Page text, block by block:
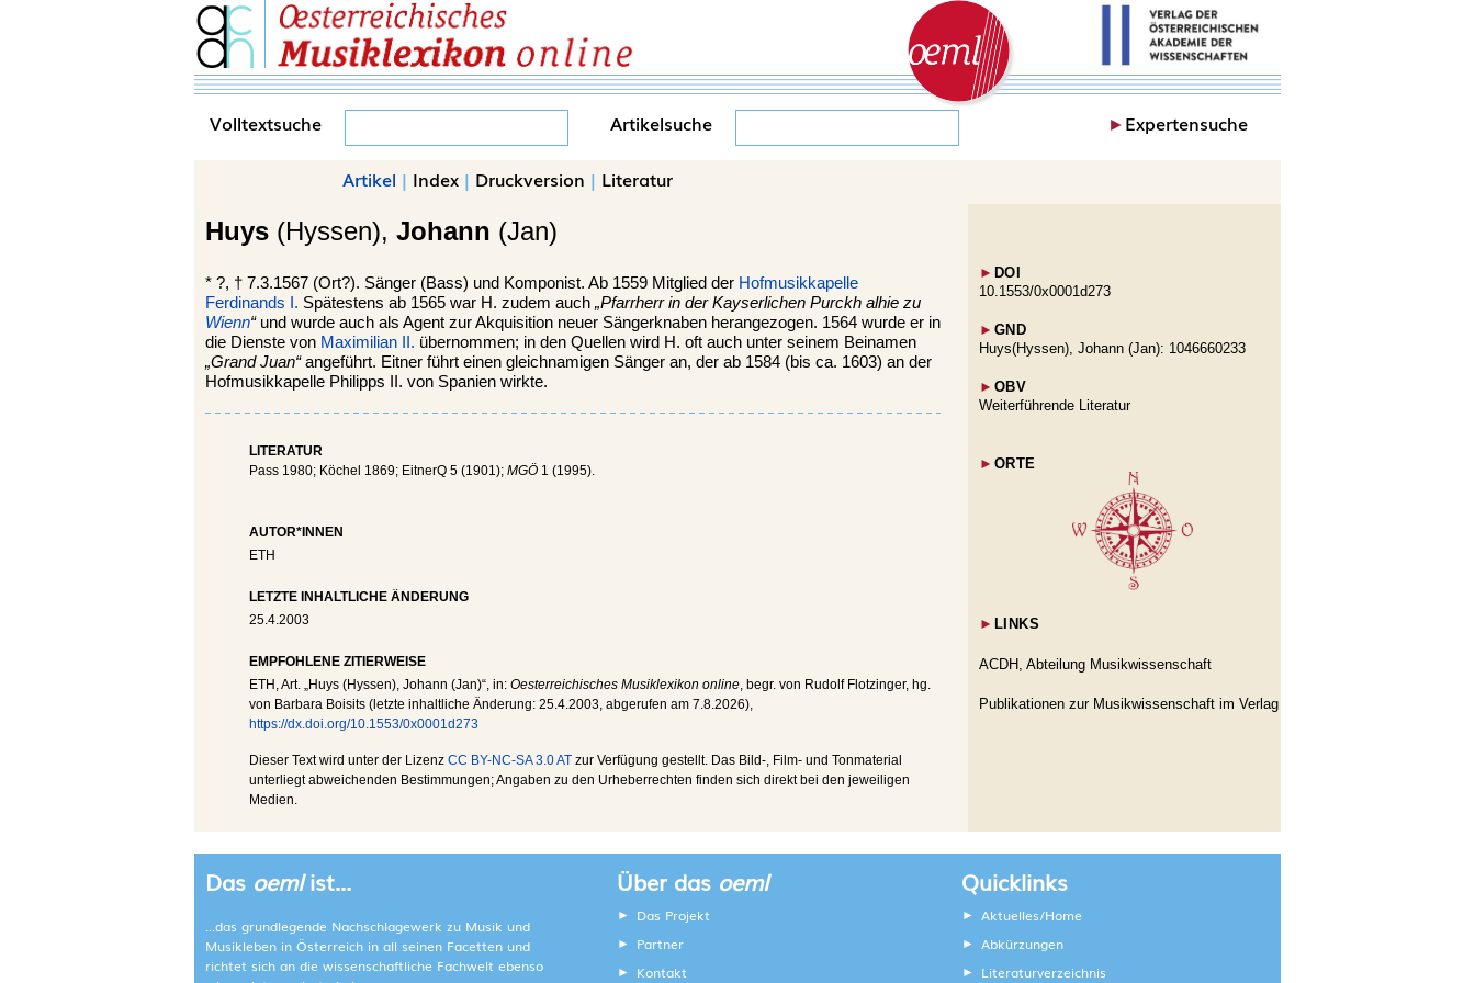
Volltextsuche Artikelsuche ►Expertensuche
Artikel | Index | Druckversion | Literatur
Huys (Hyssen), Johann (Jan)
* ?, † 7.3.1567 (Ort?). Sänger (Bass) und Komponist. Ab 1559 Mitglied der Hofmusikkapelle
Ferdinands I. Spätestens ab 1565 war H. zudem auch „Pfarrherr in der Kayserlichen Purckh alhie zu
Wienn“ und wurde auch als Agent zur Akquisition neuer Sängerknaben herangezogen. 1564 wurde er in
die Dienste von Maximilian II. übernommen; in den Quellen wird H. oft auch unter seinem Beinamen
„Grand Juan“angeführt. Eitner führt einen gleichnamigen Sänger an, der ab 1584 (bis ca. 1603) an der
Hofmusikkapelle Philipps II. von Spanien wirkte.
LITERATUR
Pass 1980; Köchel 1869; EitnerQ 5 (1901); MGÖ 1 (1995).
AUTOR*INNEN
ETH
LETZTE INHALTLICHE ÄNDERUNG
25.4.2003
EMPFOHLENE ZITIERWEISE
ETH , Art. „Huys (Hyssen), Johann (Jan)“, in: Oesterreichisches Musiklexikon online, begr. von Rudolf Flotzinger, hg.
von Barbara Boisits (letzte inhaltliche Änderung: 25.4.2003, abgerufen am 7.8.2026),
https://dx.doi.org/10.1553/0x0001d273
Dieser Text wird unter der Lizenz CC BY-NC-SA 3.0 AT zur Verfügung gestellt. Das Bild-, Film- und Tonmaterial
unterliegt abweichenden Bestimmungen; Angaben zu den Urheberrechten finden sich direkt bei den jeweiligen
Medien.
► DOI
10.1553/0x0001d273
► GND
Huys(Hyssen), Johann (Jan): 1046660233
► OBV
Weiterführende Literatur
► ORTE
► LINKS
ACDH, Abteilung Musikwissenschaft
Publikationen zur Musikwissenschaft im Verlag
Das oemlist...
...das grundlegende Nachschlagewerk zu Musik und
Musikleben in Österreich in all seinen Facetten und
richtet sich an die wissenschaftliche Fachwelt ebenso
Über das oeml
Das Projekt
Partner
Kontakt
Quicklinks
Aktuelles/Home
Abkürzungen
Literaturverzeichnis